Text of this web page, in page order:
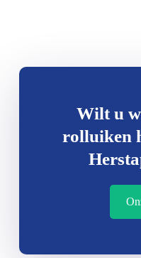
Wilt u
rolluiken